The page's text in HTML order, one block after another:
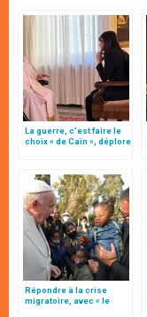
La guerre, c’est faire le
choix « de Caïn », déplore
Répondre à la crise
migratoire, avec « le